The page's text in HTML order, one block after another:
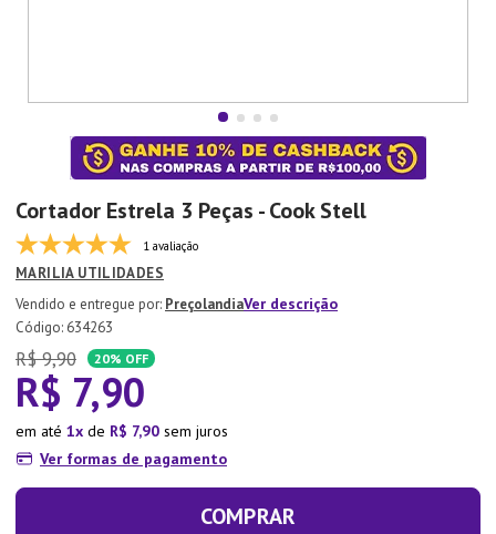
Cortador Estrela 3 Peças - Cook Stell
1 avaliação
MARILIA UTILIDADES
PreçolandiaVer descrição
: 634263
R$ 9,90 20% OFF
R$ 7,90
em até 1 de R$ 7,90 sem juros
Ver formas de pagamento
COMPRAR
7º
Aparelho Jantar
Xicara
Tapete
10º Lixeira